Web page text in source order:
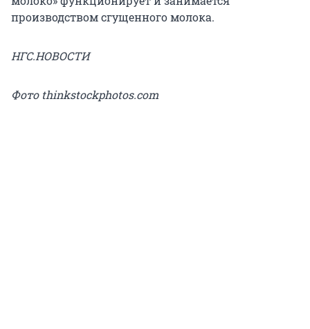
производством сгущенного молока.
НГС.НОВОСТИ
Фото thinkstockphotos.com